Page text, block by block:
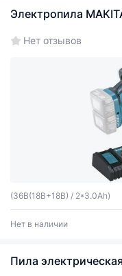
Электропила
Нет отзывов
(36B(18B+18B) / 2*3.0Ah)
Нет в наличии
Пила